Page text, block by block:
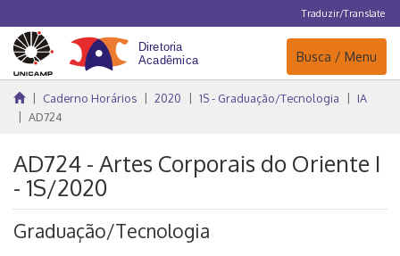
Traduzir/Translate
Navegação
Busca / Menu
Caderno Horários 2020 1S - Graduação/Tecnologia
IA
AD724
AD724 - Artes Corporais do Oriente I
- 1S/2020
Graduação/Tecnologia